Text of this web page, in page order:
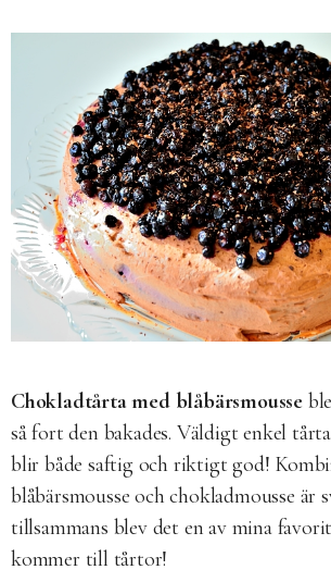
Chokladtårta med blåbärsmousse
så fort den bakades. Väldigt enkel
blir både saftig och riktigt god!
blåbärsmousse och chokladmousse är
tillsammans blev det en av mina
kommer till tårtor!